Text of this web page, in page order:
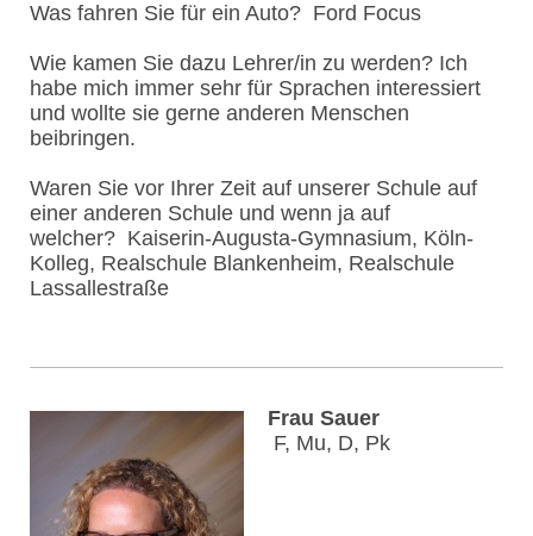
Was fahren Sie für ein Auto? Ford Focus
Wie kamen Sie dazu Lehrer/in zu werden? Ich
habe mich immer sehr für Sprachen interessiert
und wollte sie gerne anderen Menschen
beibringen.
Waren Sie vor Ihrer Zeit auf unserer Schule auf
einer anderen Schule und wenn ja auf
welcher? Kaiserin-Augusta-Gymnasium, Köln-
Kolleg, Realschule Blankenheim, Realschule
Lassallestraße
Frau Sauer
F, Mu, D, Pk